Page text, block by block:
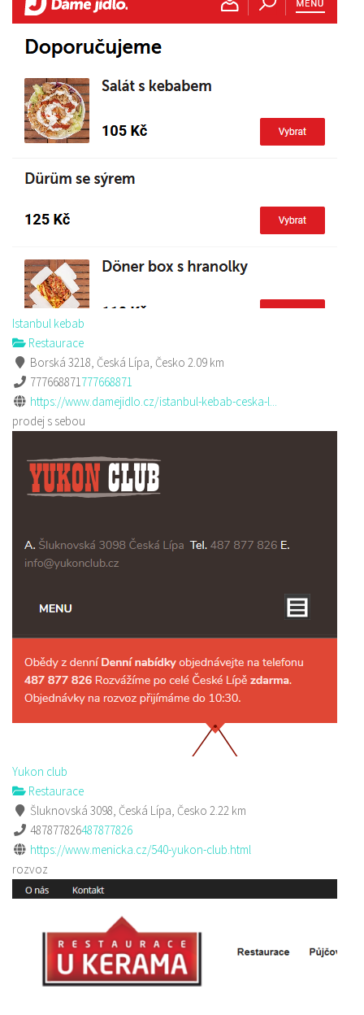
Istanbul kebab
Restaurace
Borská 3218, Česká Lípa, Česko 2.09 km
777668871777668871
https://www.damejidlo.cz/istanbul-kebab-ceska-l...
prodej s sebou
Yukon club
Restaurace
Šluknovská 3098, Česká Lípa, Česko 2.22 km
487877826487877826
https://www.menicka.cz/540-yukon-club.html
rozvoz